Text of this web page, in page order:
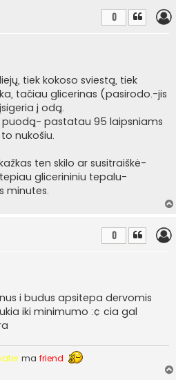
0
tiek kokoso sviestą, tiek
tačiau glicerinas (pasirodo.-jis
į odą.
puodą- pastatau 95 laipsniams
nukošiu.
ten skilo ar susitraiškė-
glicerininiu tepalu-
minutes.
0
i budus apsitepa dervomis
iki minimumo :¢ cia gal
ma friend